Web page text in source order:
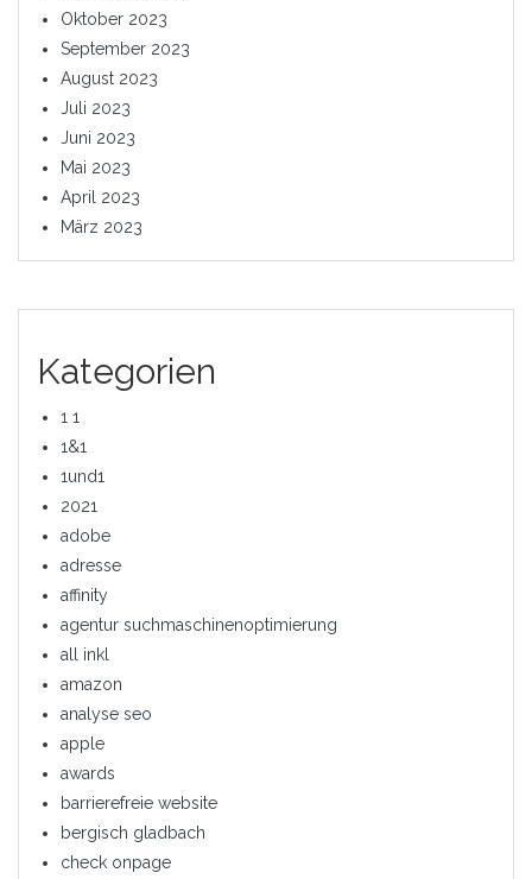
Oktober 2023
September 2023
August 2023
Juli 2023
Juni 2023
Mai 2023
April 2023
März 2023
Kategorien
1 1
1&1
1und1
2021
adobe
adresse
affinity
agentur suchmaschinenoptimierung
all inkl
amazon
analyse seo
apple
awards
barrierefreie website
bergisch gladbach
check onpage